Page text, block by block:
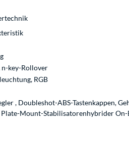
key-Rollover
RGB
, Doubleshot-ABS-Tastenkappen,
Mount-Stabilisatorenhybrider